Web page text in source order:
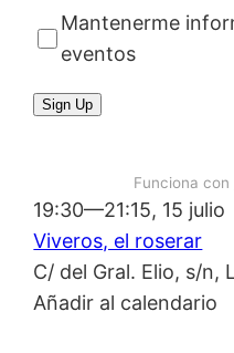
Mantenerme
eventos
Sign Up
Funciona con
19:30—21:15, 15 julio
Viveros, el roserar
C/ del Gral. Elio, s/n,
Añadir al calendario